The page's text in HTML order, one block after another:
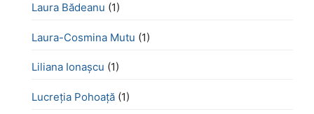
Laura Bădeanu (1)
Laura-Cosmina Mutu (1)
Liliana Ionașcu (1)
Lucreţia Pohoaţă (1)